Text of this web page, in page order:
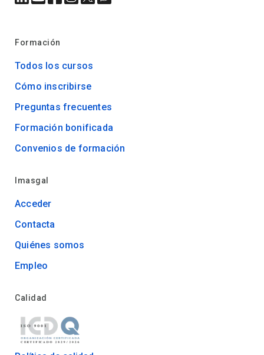
Formación
Todos los cursos
Cómo inscribirse
Preguntas frecuentes
Formación bonificada
Convenios de formación
Imasgal
Acceder
Contacta
Quiénes somos
Empleo
Calidad